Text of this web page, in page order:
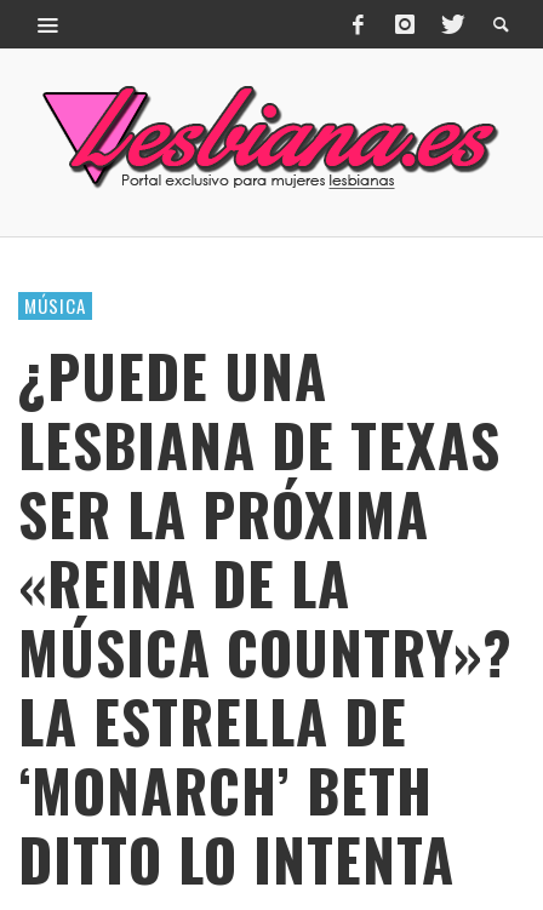
MÚSICA
¿PUEDE UNA
LESBIANA DE TEXAS
SER LA PRÓXIMA
«REINA DE LA
MÚSICA COUNTRY»?
LA ESTRELLA DE
‘MONARCH’ BETH
DITTO LO INTENTA